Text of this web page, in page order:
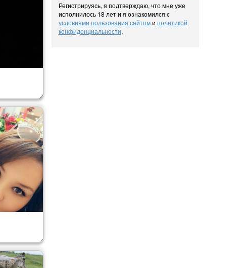
Регистрируясь, я подтверждаю, что мне уже
исполнилось 18 лет и я ознакомился с
условиями пользования сайтоми политикой
конфиденциальности.